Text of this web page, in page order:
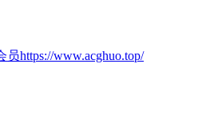
https://www.acghuo.top/